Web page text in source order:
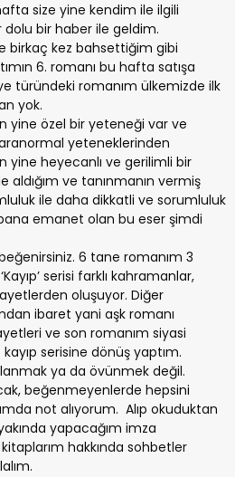
size yine kendim ile ilgili
bir haber ile geldim.
birkaç kez bahsettiğim gibi
6. romanı bu hafta satışa
türündeki romanım ülkemizde ilk
yok.
yine özel bir yeteneği var ve
yeteneklerinden
yine heyecanlı ve gerilimli bir
aldığım ve tanınmanın vermiş
ile daha dikkatli ve sorumluluk
emanet olan bu eser şimdi
6 tane romanım 3
serisi farklı kahramanlar,
oluşuyor. Diğer
ibaret yani aşk romanı
ve son romanım siyasi
serisine dönüş yaptım.
ya da övünmek değil.
beğenmeyenlerde hepsini
not alıyorum. Alıp okuduktan
yapacağım imza
hakkında sohbetler